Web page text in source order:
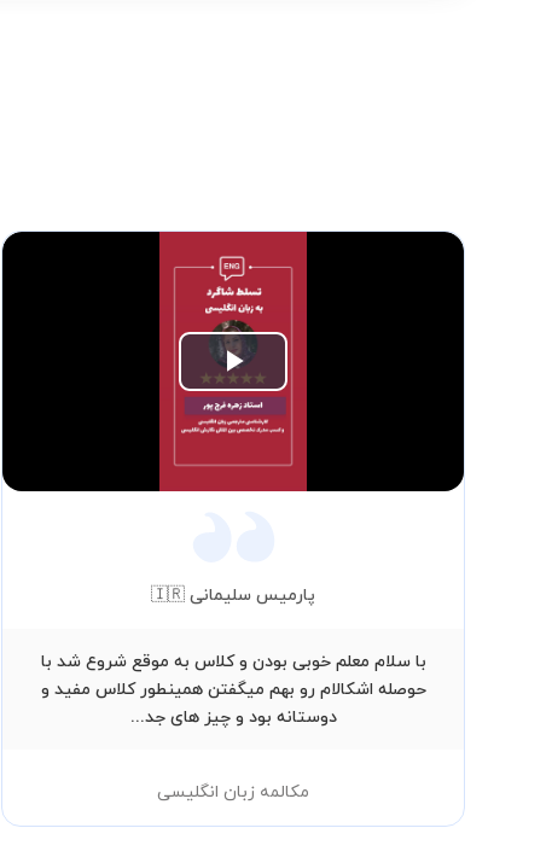
Play
Video
پارمیس سلیمانی 🇮🇷
با سلام معلم خوبی بودن و کلاس به موقع شروع شد با
حوصله اشکالام رو بهم میگفتن همینطور کلاس مفید و
دوستانه بود و چیز های جد...
مکالمه زبان انگلیسی